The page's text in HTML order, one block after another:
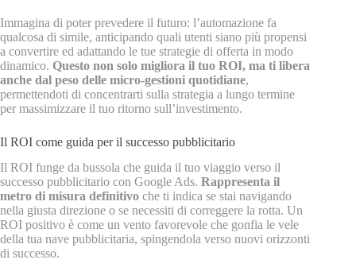
Immagina di poter prevedere il futuro: l’automazione fa
qualcosa di simile, anticipando quali utenti siano più propensi
a convertire ed adattando le tue strategie di offerta in modo
dinamico. Questo non solo migliora il tuo ROI, ma ti libera
anche dal peso delle micro-gestioni quotidiane,
permettendoti di concentrarti sulla strategia a lungo termine
per massimizzare il tuo ritorno sull’investimento.
Il ROI come guida per il successo pubblicitario
Il ROI funge da bussola che guida il tuo viaggio verso il
successo pubblicitario con Google Ads. Rappresenta il
metro di misura definitivo che ti indica se stai navigando
nella giusta direzione o se necessiti di correggere la rotta. Un
ROI positivo è come un vento favorevole che gonfia le vele
della tua nave pubblicitaria, spingendola verso nuovi orizzonti
di successo.